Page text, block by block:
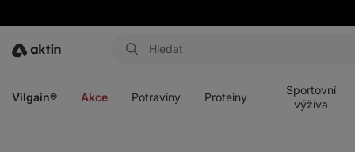
Aktin
Vilgain® Akce Potraviny Proteiny
Sportovní
výživa